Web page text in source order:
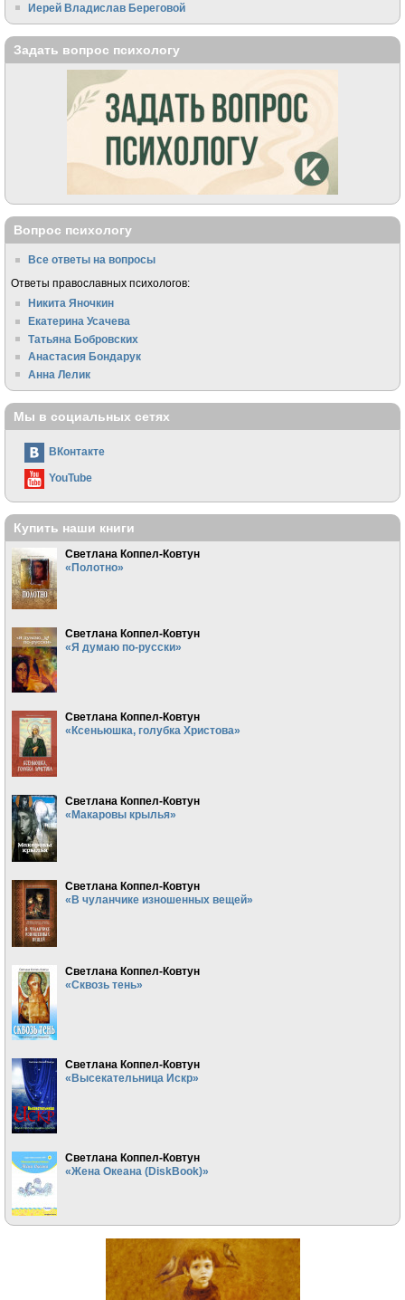
Иерей Владислав Береговой
Задать вопрос психологу
Вопрос психологу
Все ответы на вопросы
Ответы православных психологов:
Никита Яночкин
Екатерина Усачева
Татьяна Бобровских
Анастасия Бондарук
Анна Лелик
Мы в социальных сетях
ВКонтакте
YouTube
Купить наши книги
Светлана Коппел-Ковтун
«Полотно»
Светлана Коппел-Ковтун
«Я думаю по-русски»
Светлана Коппел-Ковтун
«Ксеньюшка, голубка Христова»
Светлана Коппел-Ковтун
«Макаровы крылья»
Светлана Коппел-Ковтун
«В чуланчике изношенных вещей»
Светлана Коппел-Ковтун
«Сквозь тень»
Светлана Коппел-Ковтун
«Высекательница Искр»
Светлана Коппел-Ковтун
«Жена Океана (DiskBook)»